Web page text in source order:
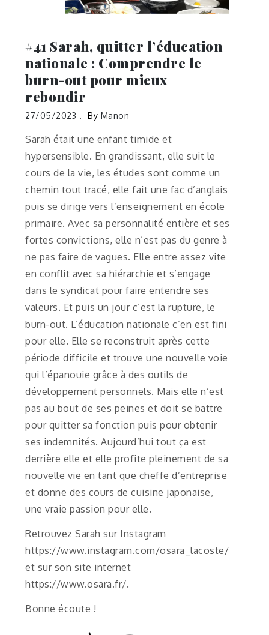
#41 Sarah, quitter l’éducation
nationale : Comprendre le
burn-out pour mieux
rebondir
27/05/2023 By Manon
Sarah était une enfant timide et
hypersensible. En grandissant, elle suit le
cours de la vie, les études sont comme un
chemin tout tracé, elle fait une fac d’anglais
puis se dirige vers l’enseignement en école
primaire. Avec sa personnalité entière et ses
fortes convictions, elle n’est pas du genre à
ne pas faire de vagues. Elle entre assez vite
en conflit avec sa hiérarchie et s’engage
dans le syndicat pour faire entendre ses
valeurs. Et puis un jour c’est la rupture, le
burn-out. L’éducation nationale c’en est fini
pour elle. Elle se reconstruit après cette
période difficile et trouve une nouvelle voie
qui l’épanouie grâce à des outils de
développement personnels. Mais elle n’est
pas au bout de ses peines et doit se battre
pour quitter sa fonction puis pour obtenir
ses indemnités. Aujourd’hui tout ça est
derrière elle et elle profite pleinement de sa
nouvelle vie en tant que cheffe d’entreprise
et donne des cours de cuisine japonaise,
une vraie passion pour elle.
Retrouvez Sarah sur Instagram
https://www.instagram.com/osara_lacoste/
et sur son site internet
https://www.osara.fr/.
Bonne écoute !